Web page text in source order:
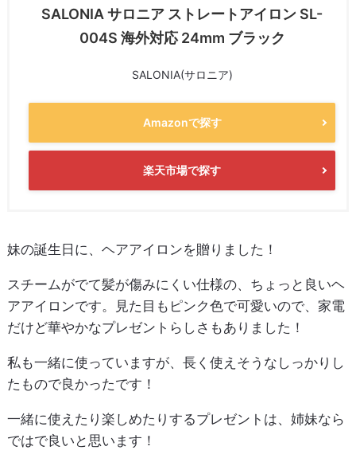
SALONIA サロニア ストレートアイロン SL-
004S 海外対応 24mm ブラック
SALONIA(サロニア)
Amazonで探す
楽天市場で探す
妹の誕生日に、ヘアアイロンを贈りました！
スチームがでて髪が傷みにくい仕様の、ちょっと良いヘ
アアイロンです。見た目もピンク色で可愛いので、家電
だけど華やかなプレゼントらしさもありました！
私も一緒に使っていますが、長く使えそうなしっかりし
たもので良かったです！
一緒に使えたり楽しめたりするプレゼントは、姉妹なら
ではで良いと思います！